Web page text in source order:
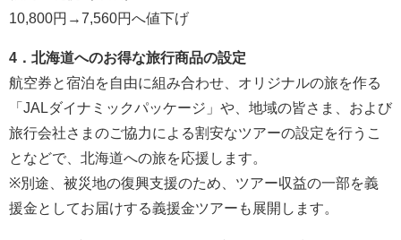
10,800円→7,560円へ値下げ
4．北海道へのお得な旅行商品の設定
航空券と宿泊を自由に組み合わせ、オリジナルの旅を作る
「JALダイナミックパッケージ」や、地域の皆さま、および
旅行会社さまのご協力による割安なツアーの設定を行うこ
となどで、北海道への旅を応援します。
※別途、被災地の復興支援のため、ツアー収益の一部を義
援金としてお届けする義援金ツアーも展開します。